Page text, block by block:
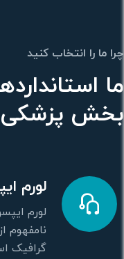
چرا ما را انتخاب کنید
ما
بخش پزشکی
لورم
لورم
نامفهوم
گرافیک